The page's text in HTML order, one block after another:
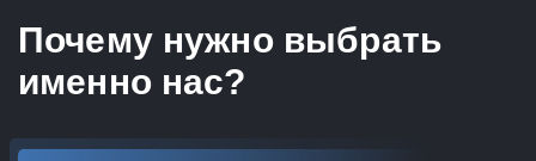
Почему нужно выбрать
именно нас?